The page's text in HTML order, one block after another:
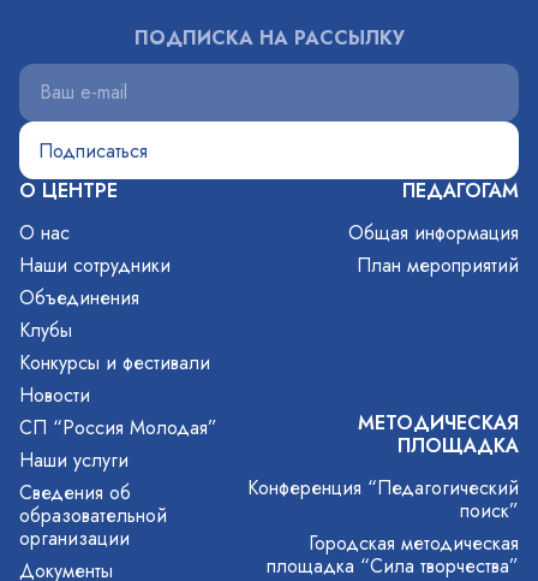
О ЦЕНТРЕ
О нас
Наши сотрудники
Объединения
Клубы
Конкурсы и фестивали
Новости
СП “Россия Молодая”
Наши услуги
Сведения об
образовательной
организации
Документы
ПЕДАГОГАМ
Общая информация
План мероприятий
МЕТОДИЧЕСКАЯ
ПЛОЩАДКА
Конференция “Педагогический
поиск”
Городская методическая
площадка “Сила творчества”
ПОДПИСКА НА РАССЫЛКУ